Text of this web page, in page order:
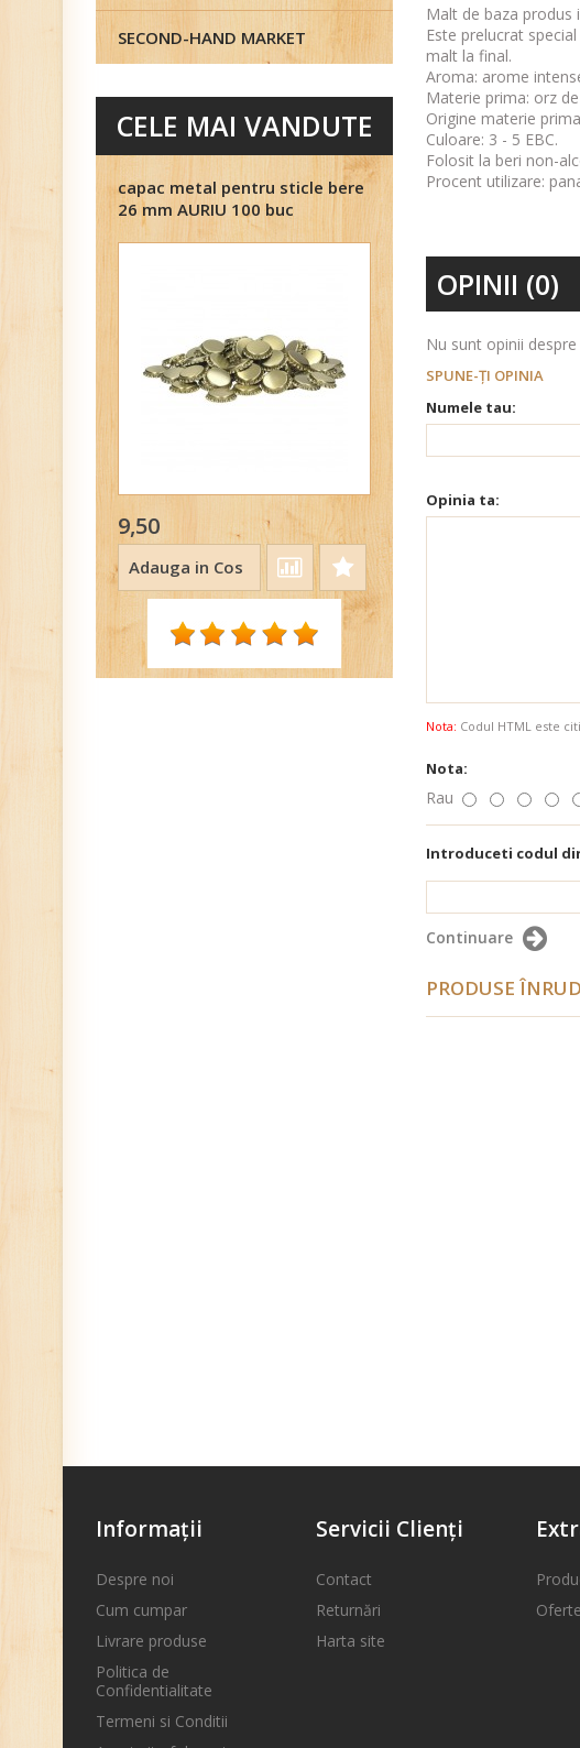
Malt de baza produs
Este prelucrat
malt la final.
Aroma: arome
Materie prima: orz
Origine materie
Culoare: 3 - 5 EBC.
Folosit la beri non-
Procent utilizare:
OPINII (0)
Nu sunt opinii
SPUNE-ŢI OPINIA
Numele tau:
Opinia ta:
Nota: Codul HTML este
Nota:
Rau
Introduceti codul
Continuare
PRODUSE
SECOND-HAND MARKET
CELE MAI VANDUTE
capac metal pentru sticle bere
26 mm AURIU 100 buc
9,50
Adauga in Cos
Informaţii
Despre noi
Cum cumpar
Livrare produse
Politica de
Confidentialitate
Termeni si Conditii
Servicii Clienţi
Contact
Returnări
Harta site